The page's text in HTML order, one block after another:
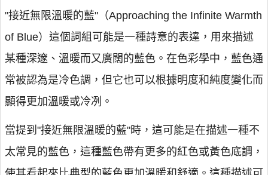
"接近無限溫暖的藍"（Approaching the Infinite Warmth
of Blue）這個詞組可能是一種詩意的表達，用來描述
某種深邃、溫暖而又廣闊的藍色。在色彩學中，藍色通
常被認為是冷色調，但它也可以根據明度和純度變化而
顯得更加溫暖或冷冽。
當提到"接近無限溫暖的藍"時，這可能是在描述一種不
太常見的藍色，這種藍色帶有更多的紅色或黃色底調，